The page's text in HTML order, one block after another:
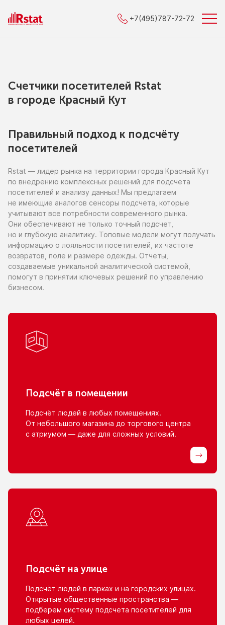
+7(495)787-72-72
Счетчики посетителей Rstat
в городe Красный Кут
Правильный подход к подсчёту
посетителей
Rstat — лидер рынка на территории города Красный Кут
по внедрению комплексных решений для подсчета
посетителей и анализу данных! Мы предлагаем
не имеющие аналогов сенсоры подсчета, которые
учитывают все потребности современного рынка.
Они обеспечивают не только точный подсчет,
но и глубокую аналитику. Топовые модели могут получать
информацию о лояльности посетителей, их частоте
возвратов, поле и размере одежды. Отчеты,
создаваемые уникальной аналитической системой,
помогут в принятии ключевых решений по управлению
бизнесом.
Подсчёт в помещении
Подсчёт людей в любых помещениях.
От небольшого магазина до торгового центра
с атриумом — даже для сложных условий.
Подсчёт на улице
Подсчёт людей в парках и на городских улицах.
Открытые общественные пространства —
подберем систему подсчета посетителей для
любых целей.